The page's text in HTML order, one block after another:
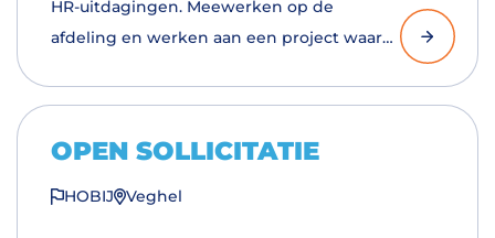
HR-uitdagingen. Meewerken op de
afdeling en werken aan een project waar
OPEN SOLLICITATIE
HOBIJ Veghel